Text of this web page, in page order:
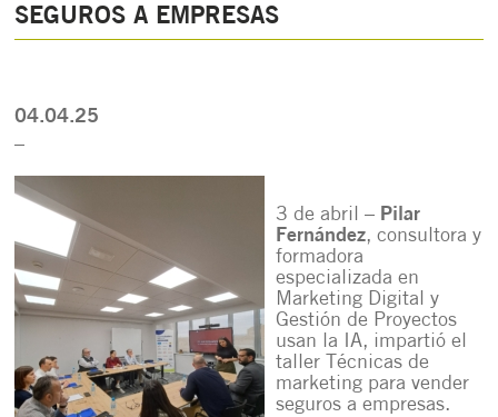
SEGUROS A EMPRESAS
04.04.25
3 de abril – Pilar
Fernández, consultora y
formadora
especializada en
Marketing Digital y
Gestión de Proyectos
usan la IA, impartió el
taller Técnicas de
marketing para vender
seguros a empresas.